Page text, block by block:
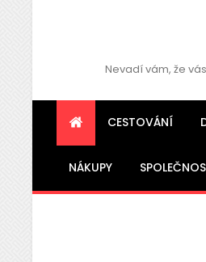
Nevadí vám, že
CESTOVÁNÍ
NÁKUPY